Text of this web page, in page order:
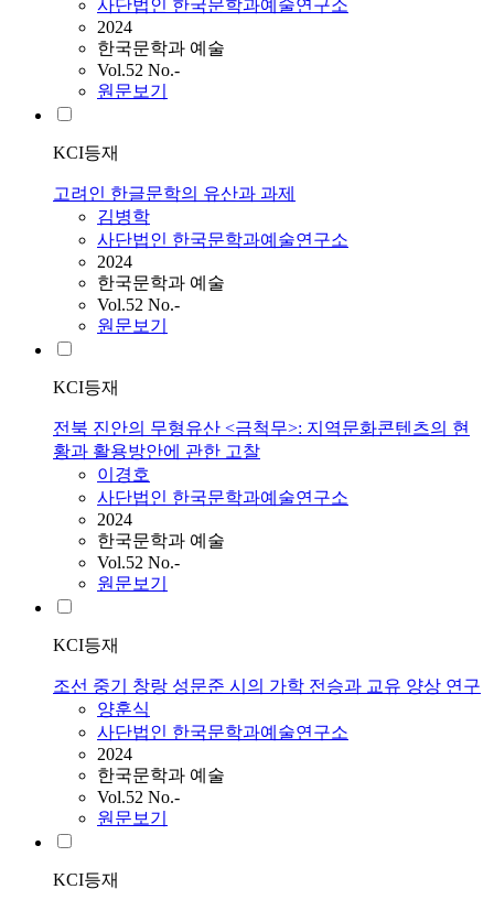
사단법인 한국문학과예술연구소
2024
한국문학과 예술
Vol.52 No.-
원문보기
KCI등재
고려인 한글문학의 유산과 과제
김병학
사단법인 한국문학과예술연구소
2024
한국문학과 예술
Vol.52 No.-
원문보기
KCI등재
전북 진안의 무형유산 <금척무>: 지역문화콘텐츠의 현
황과 활용방안에 관한 고찰
이경호
사단법인 한국문학과예술연구소
2024
한국문학과 예술
Vol.52 No.-
원문보기
KCI등재
조선 중기 창랑 성문준 시의 가학 전승과 교유 양상 연구
양훈식
사단법인 한국문학과예술연구소
2024
한국문학과 예술
Vol.52 No.-
원문보기
KCI등재